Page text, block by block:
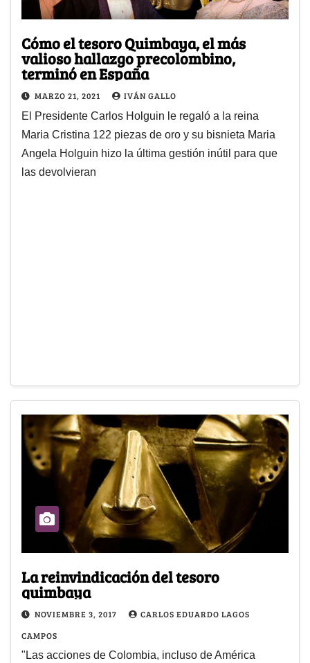
Cómo el tesoro Quimbaya, el más
valioso hallazgo precolombino,
terminó en España
MARZO 21, 2021 IVÁN GALLO
El Presidente Carlos Holguin le regaló a la reina
Maria Cristina 122 piezas de oro y su bisnieta Maria
Angela Holguin hizo la última gestión inútil para que
las devolvieran
La reinvindicación del tesoro
quimbaya
NOVIEMBRE 3, 2017
CARLOS EDUARDO LAGOS
CAMPOS
"Las acciones de Colombia, incluso de América